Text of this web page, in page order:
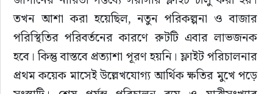
তখন আশা করা হয়েছিল, নতুন পরিকল্পনা ও বাজার
পরিস্থিতির পরিবর্তনের কারণে রুটটি এবার লাভজনক
হবে। কিন্তু বাস্তবে প্রত্যাশা পূরণ হয়নি। ফ্লাইট পরিচালনার
প্রথম কয়েক মাসেই উল্লেখযোগ্য আর্থিক ক্ষতির মুখে পড়ে